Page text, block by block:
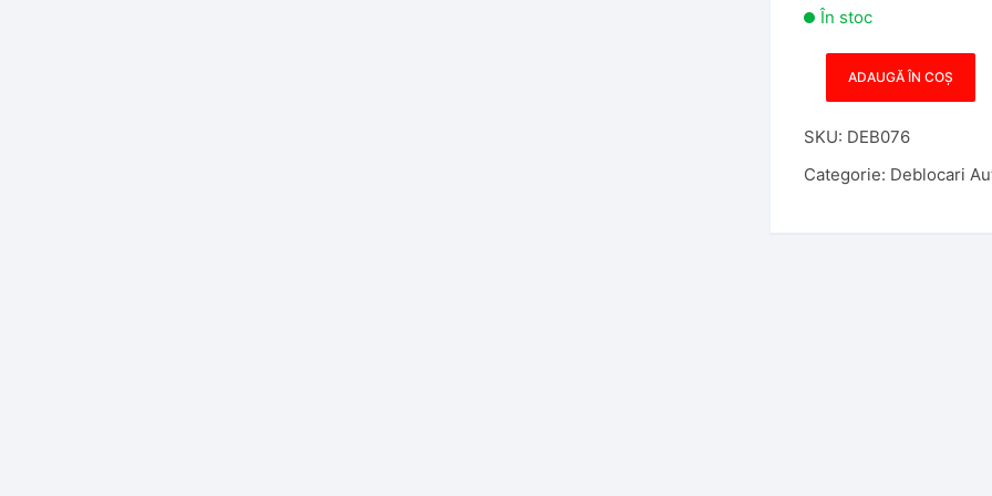
În stoc
Cantitate
Lishi
2in1
ADAUGĂ ÎN COȘ
SKU: DEB076
Categorie: Deblocari